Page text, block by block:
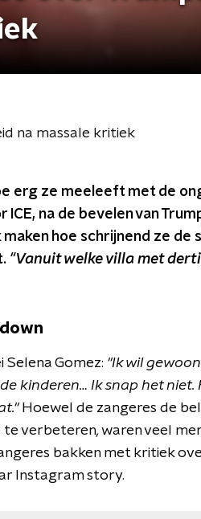
na massale kritiek
erg ze meeleeft met de
na de bevelen van
hoe schrijnend ze de
"Vanuit welke villa met
Gomez: "Ik wil
kinderen… Ik snap het niet.
Hoewel de zangeres de
te verbeteren,waren veel
bakken met kritiek
Instagram story.